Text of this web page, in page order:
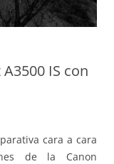
IS con
cara a cara
de la Canon